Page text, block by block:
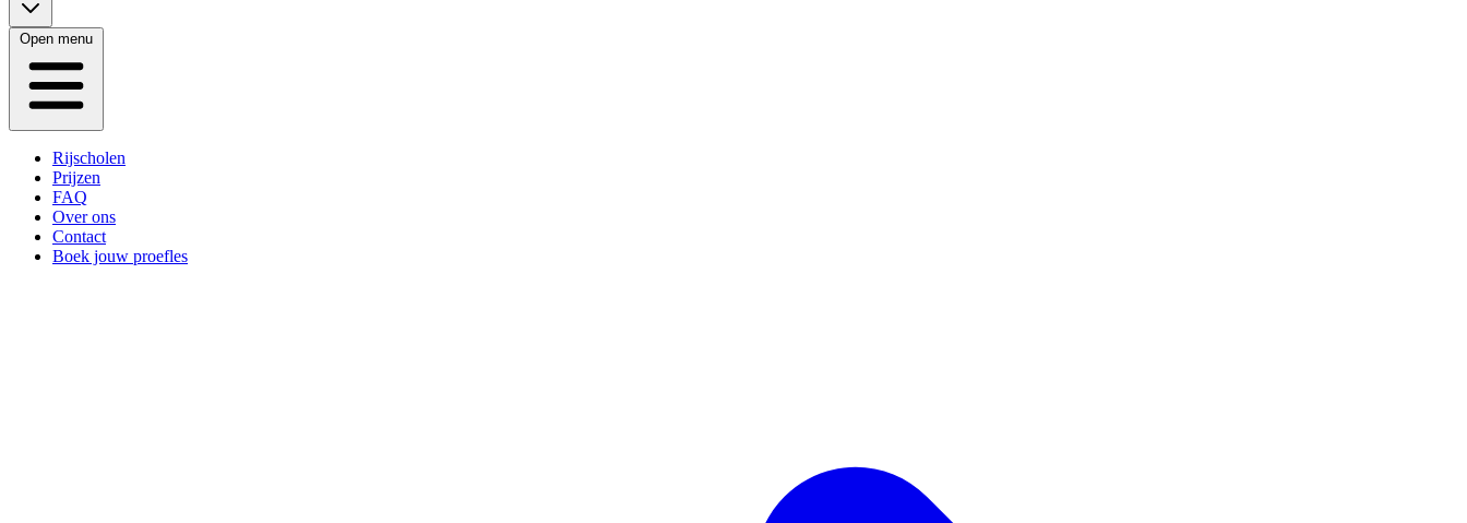
Open menu
Rijscholen
Prijzen
FAQ
Over ons
Contact
Boek jouw proefles